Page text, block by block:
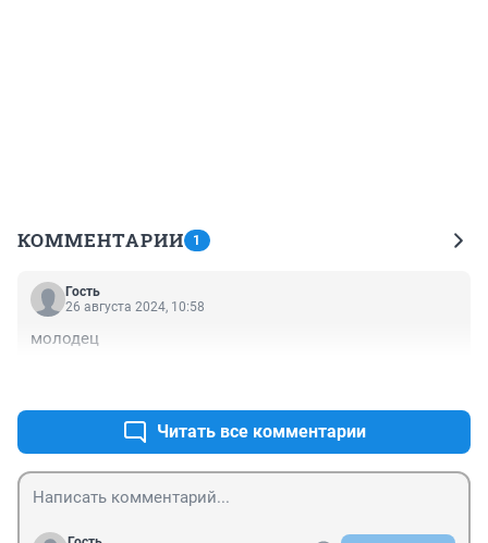
КОММЕНТАРИИ 1
Гость
26 августа 2024, 10:58
молодец
Читать все комментарии